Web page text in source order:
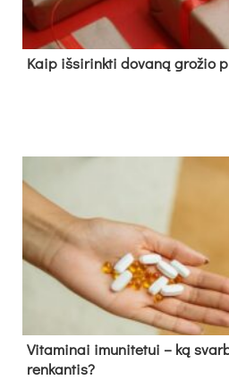
Kaip išsirinkti dovaną grožio
Vitaminai imunitetui – ką
renkantis?